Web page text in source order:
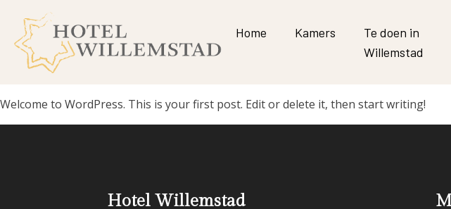
Home Kamers
Te doen in
Willemstad
Welcome to WordPress. This is your first post. Edit or delete it, then start writing!
Hotel Willemstad